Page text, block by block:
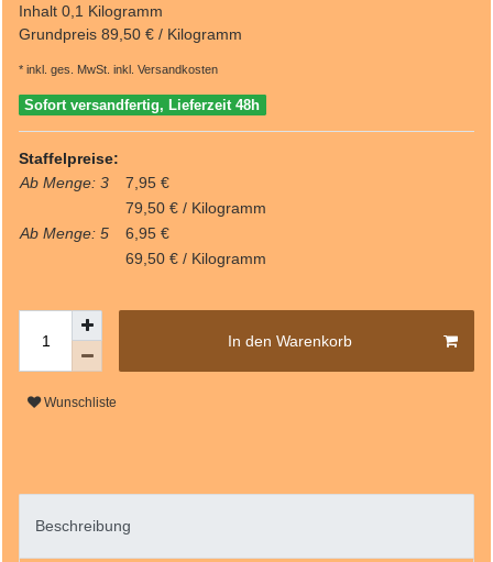
Inhalt 0,1 Kilogramm
Grundpreis 89,50 € / Kilogramm
* inkl. ges. MwSt. inkl. Versandkosten
Sofort versandfertig, Lieferzeit 48h
Staffelpreise:
Ab Menge: 3
7,95 €
79,50 € / Kilogramm
Ab Menge: 5
6,95 €
69,50 € / Kilogramm
In den Warenkorb
Wunschliste
Beschreibung